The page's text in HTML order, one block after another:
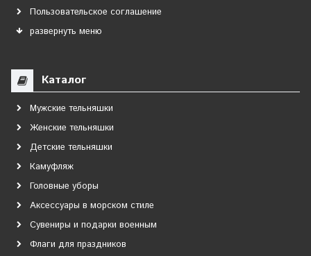
Пользовательское соглашение
развернуть меню
Каталог
Мужские тельняшки
Женские тельняшки
Детские тельняшки
Камуфляж
Головные уборы
Аксессуары в морском стиле
Сувениры и подарки военным
Флаги для праздников